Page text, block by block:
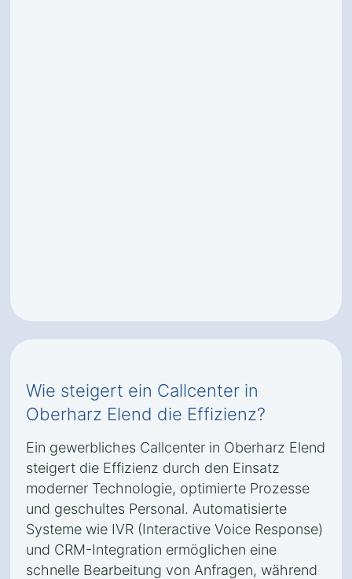
Wie steigert ein Callcenter in
Oberharz Elend die Effizienz?
Ein gewerbliches Callcenter in Oberharz Elend
steigert die Effizienz durch den Einsatz
moderner Technologie, optimierte Prozesse
und geschultes Personal. Automatisierte
Systeme wie IVR (Interactive Voice Response)
und CRM-Integration ermöglichen eine
schnelle Bearbeitung von Anfragen, während